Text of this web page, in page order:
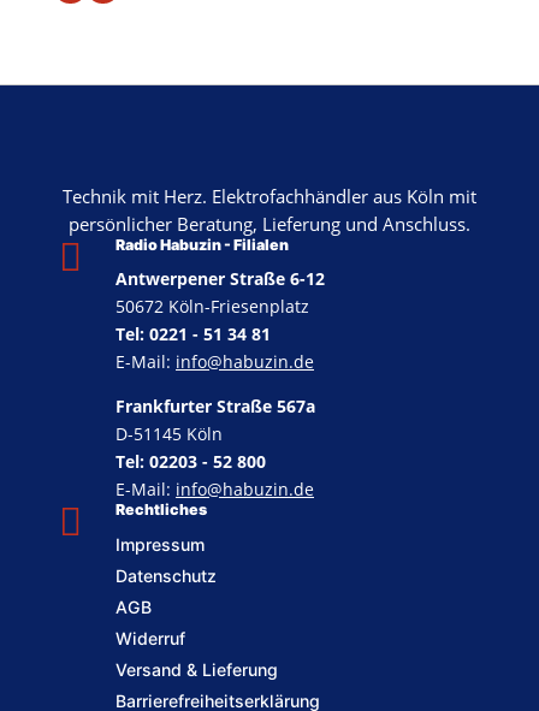
Technik mit Herz. Elektrofachhändler aus Köln mit
persönlicher Beratung, Lieferung und Anschluss.
 Rechtliches
Impressum
Datenschutz
AGB
Widerruf
Versand & Lieferung
Barrierefreiheitserklärung
 Radio Habuzin - Filialen
Antwerpener Straße 6-12
50672 Köln-Friesenplatz
Tel: 0221 - 51 34 81
E-Mail: info@habuzin.de
Frankfurter Straße 567a
D-51145 Köln
Tel: 02203 - 52 800
E-Mail: info@habuzin.de